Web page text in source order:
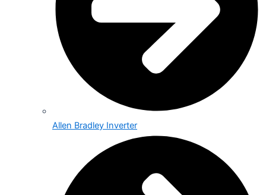
Allen Bradley Inverter